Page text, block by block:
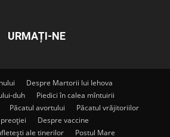
URMAȚI-NE
Despre Martorii lui Iehova
duh
Piedici în calea mîntuirii
Păcatul avortului
Păcatul vrăjitoriilor
Despre vaccine
ale tinerilor
Postul Mare